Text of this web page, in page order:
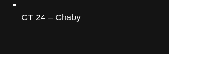
CT 24 – Chaby